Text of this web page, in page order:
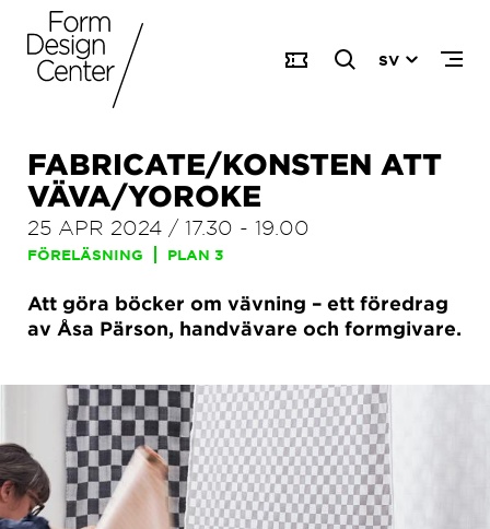
SV
FABRICATE/KONSTEN ATT
VÄVA/YOROKE
25 APR 2024 / 17.30 - 19.00
FÖRELÄSNING PLAN 3
Att göra böcker om vävning – ett föredrag
av Åsa Pärson, handvävare och formgivare.